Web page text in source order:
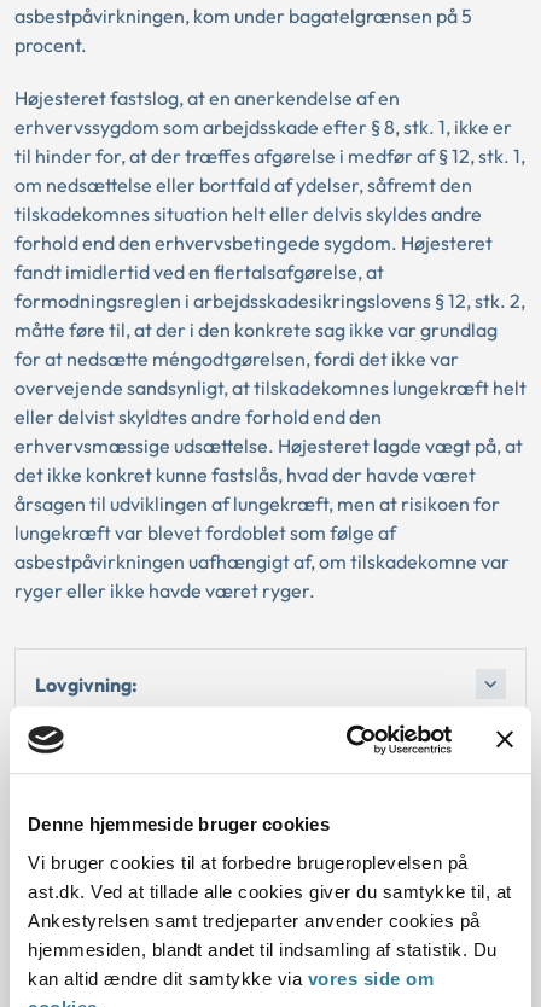
Denne hjemmeside bruger cookies
Vi bruger cookies til at forbedre brugeroplevelsen på
ast.dk. Ved at tillade alle cookies giver du samtykke til, at
Ankestyrelsen samt tredjeparter anvender cookies på
hjemmesiden, blandt andet til indsamling af statistik. Du
kan altid ændre dit samtykke via vores side om
asbestpåvirkningen, kom under bagatelgrænsen på 5
procent.
Højesteret fastslog, at en anerkendelse af en
erhvervssygdom som arbejdsskade efter § 8, stk. 1, ikke er
til hinder for, at der træffes afgørelse i medfør af § 12, stk. 1,
om nedsættelse eller bortfald af ydelser, såfremt den
tilskadekomnes situation helt eller delvis skyldes andre
forhold end den erhvervsbetingede sygdom. Højesteret
fandt imidlertid ved en flertalsafgørelse, at
formodningsreglen i arbejdsskadesikringslovens § 12, stk. 2,
måtte føre til, at der i den konkrete sag ikke var grundlag
for at nedsætte méngodtgørelsen, fordi det ikke var
overvejende sandsynligt, at tilskadekomnes lungekræft helt
eller delvist skyldtes andre forhold end den
erhvervsmæssige udsættelse. Højesteret lagde vægt på, at
det ikke konkret kunne fastslås, hvad der havde været
årsagen til udviklingen af lungekræft, men at risikoen for
lungekræft var blevet fordoblet som følge af
asbestpåvirkningen uafhængigt af, om tilskadekomne var
ryger eller ikke havde været ryger.
Lovgivning:
Afgørelse:
2. Reglerne
4. Den konkrete afgørelse